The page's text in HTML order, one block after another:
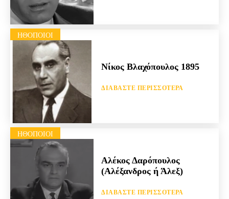
HΘΟΠΟΙΟΊ
Νίκος Βλαχόπουλος 1895
ΔΙΑΒΆΣΤΕ ΠΕΡΙΣΣΌΤΕΡΑ
HΘΟΠΟΙΟΊ
Αλέκος Δαρόπουλος
(Αλέξανδρος ή Άλεξ)
ΔΙΑΒΆΣΤΕ ΠΕΡΙΣΣΌΤΕΡΑ